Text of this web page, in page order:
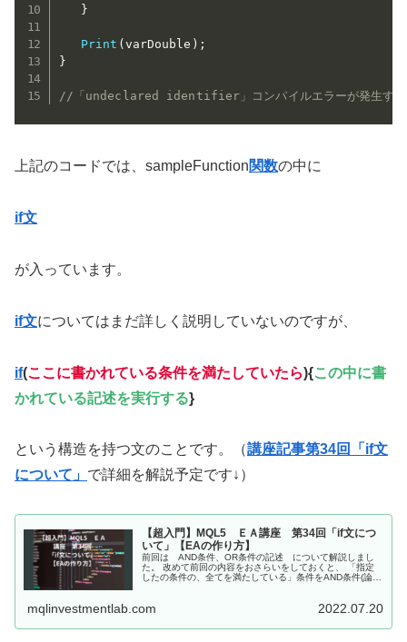
}
Print (varDouble ) ;
}
//「undeclared identifier」コンパイルエラーが発生する
上記のコードでは、sampleFunction関数の中に
if文
が入っています。
if文についてはまだ詳しく説明していないのですが、
if(ここに書かれている条件を満たしていたら){この中に書
かれている記述を実行する}
という構造を持つ文のことです。（講座記事第34回「if文
について」 で詳細を解説予定です↓）
【超入門】MQL5 ＥＡ講座 第34回「if文につ
いて」【EAの作り方】
前回は AND条件、OR条件の記述 について解説しまし
た。 改めて前回の内容をおさらいをしておくと、 「指定
したの条件の、全てを満たしている」条件をAND条件(論理
mqlinvestmentlab.com 2022.07.20